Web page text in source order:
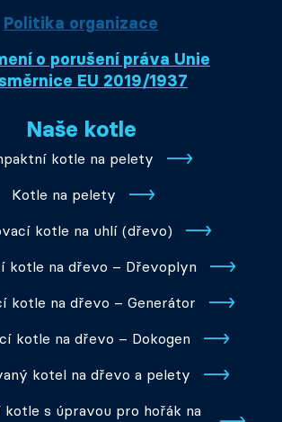
Politika organizace
o porušení práva Unie
EU 2019/1937
Naše kotle
kotle na pelety
Kotle na pelety
kotle na uhlí (dřevo)
kotle na dřevo – Dřevoplyn
kotle na dřevo – Generátor
kotle na dřevo – Dokogen
kotel na dřevo a pelety
kotle s úpravou pro hořák na